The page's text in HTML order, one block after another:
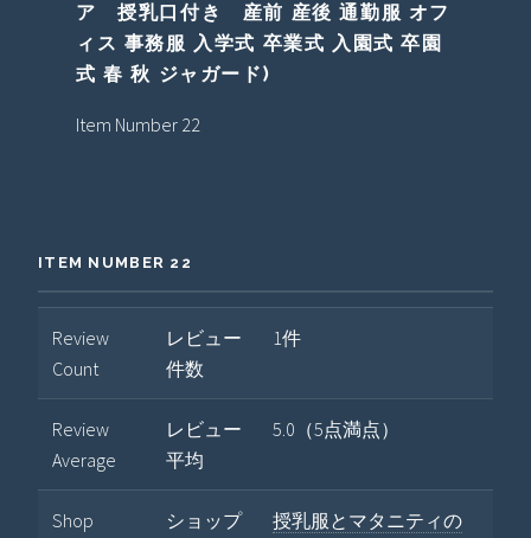
ア 授乳口付き 産前 産後 通勤服 オフ
ィス 事務服 入学式 卒業式 入園式 卒園
式 春 秋 ジャガード)
Item Number 22
ITEM NUMBER 22
Review
Count
レビュー
件数
1件
Review
Average
レビュー
平均
5.0（5点満点）
Shop
ショップ
授乳服とマタニティの